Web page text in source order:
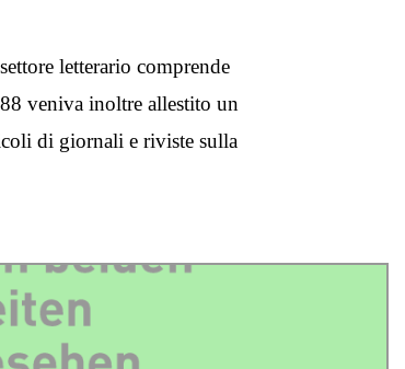
letterario comprende
veniva inoltre allestito un
di giornali e riviste sulla